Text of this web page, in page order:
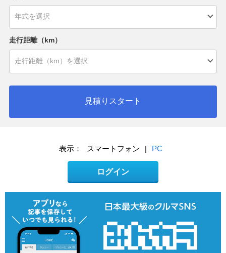
走行距離（km）
見積りスタート
表示： スマートフォン | PC
ログイン